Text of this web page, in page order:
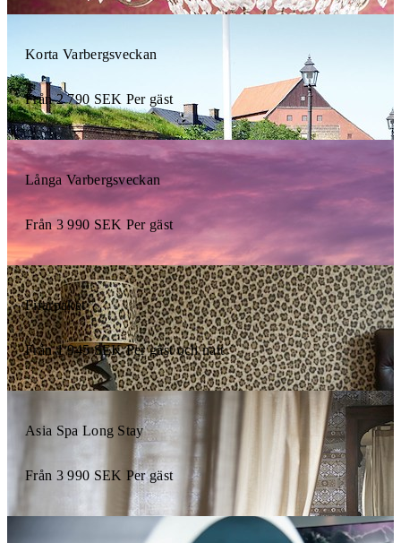
Korta Varbergsveckan
Från 2 790 SEK Per gäst
Långa Varbergsveckan
Från 3 990 SEK Per gäst
Firarpaket
Från 1 945 SEK Per gäst och natt
Asia Spa Long Stay
Från 3 990 SEK Per gäst